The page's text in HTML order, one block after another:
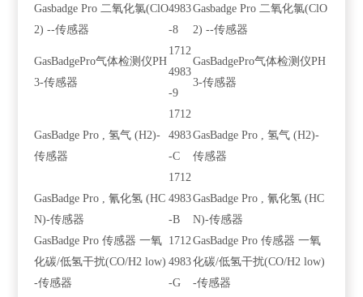
Gasbadge Pro 二氧化氯(ClO
2) --传感器
4983
-8
Gasbadge Pro 二氧化氯(ClO
2) --传感器
GasBadgePro气体检测仪PH
3-传感器
1712
4983
-9
GasBadgePro气体检测仪PH
3-传感器
GasBadge Pro , 氢气 (H2)-
传感器
1712
4983
-C
GasBadge Pro , 氢气 (H2)-
传感器
GasBadge Pro , 氰化氢 (HC
N)-传感器
1712
4983
-B
GasBadge Pro , 氰化氢 (HC
N)-传感器
GasBadge Pro 传感器 一氧
化碳/低氢干扰(CO/H2 low)
-传感器
1712
4983
-G
GasBadge Pro 传感器 一氧
化碳/低氢干扰(CO/H2 low)
-传感器